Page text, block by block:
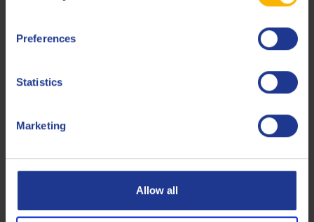
Preferences
Statistics
Marketing
Allow all
wrijvingseigenschappen.
In een ideale gemengde opstelling:
ruwheid.
3. De groeven worden geperst.